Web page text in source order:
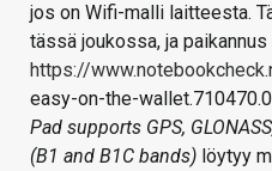
jos on Wifi-malli laitteesta.
tässä joukossa, ja
https://
easy-on-the-
Pad supports GPS,
(B1 and B1C bands) löytyy